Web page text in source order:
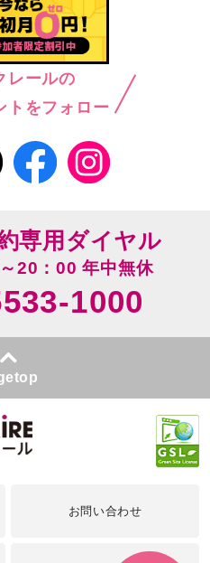
レールの
トをフォロー
専用ダイヤル
20：00 年中無休
1000
お問い合わせ